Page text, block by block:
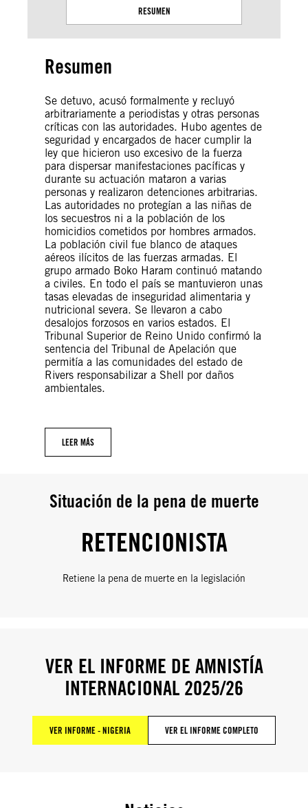
RESUMEN
Resumen
Se detuvo, acusó formalmente y recluyó
arbitrariamente a periodistas y otras personas
críticas con las autoridades. Hubo agentes de
seguridad y encargados de hacer cumplir la
ley que hicieron uso excesivo de la fuerza
para dispersar manifestaciones pacíficas y
durante su actuación mataron a varias
personas y realizaron detenciones arbitrarias.
Las autoridades no protegían a las niñas de
los secuestros ni a la población de los
homicidios cometidos por hombres armados.
La población civil fue blanco de ataques
aéreos ilícitos de las fuerzas armadas. El
grupo armado Boko Haram continuó matando
a civiles. En todo el país se mantuvieron unas
tasas elevadas de inseguridad alimentaria y
nutricional severa. Se llevaron a cabo
desalojos forzosos en varios estados. El
Tribunal Superior de Reino Unido confirmó la
sentencia del Tribunal de Apelación que
permitía a las comunidades del estado de
Rivers responsabilizar a Shell por daños
ambientales.
LEER MÁS
Situación de la pena de muerte
RETENCIONISTA
Retiene la pena de muerte en la legislación
VER EL INFORME DE AMNISTÍA
INTERNACIONAL 2025/26
VER INFORME - NIGERIA VER EL INFORME COMPLETO